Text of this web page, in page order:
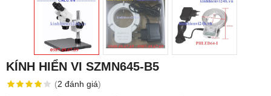
KÍNH HIỂN VI SZMN645-B5
(2 đánh giá)